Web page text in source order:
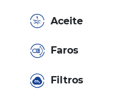
Aceite
Faros
Filtros